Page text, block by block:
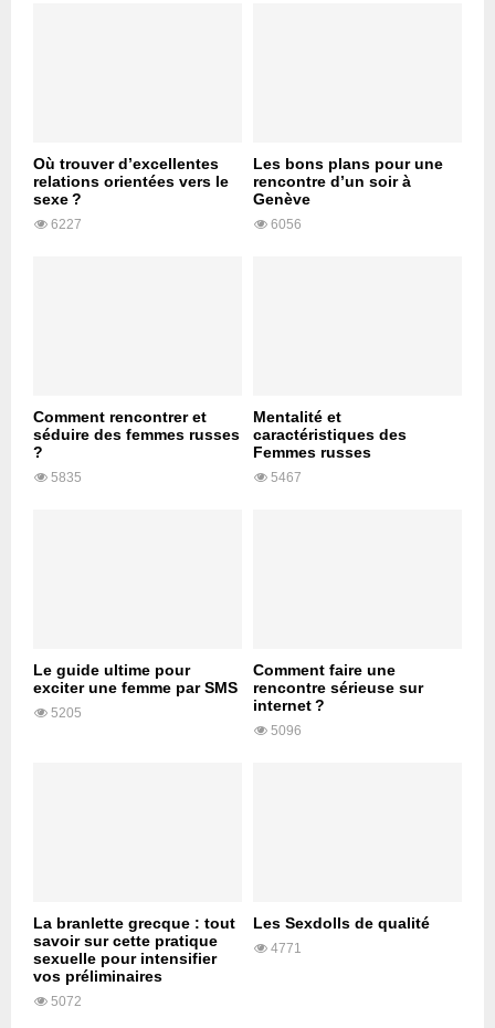
Où trouver d’excellentes
relations orientées vers le
sexe ?
6227
Les bons plans pour une
rencontre d’un soir à
Genève
6056
Comment rencontrer et
séduire des femmes russes
?
5835
Mentalité et
caractéristiques des
Femmes russes
5467
Le guide ultime pour
exciter une femme par SMS
5205
Comment faire une
rencontre sérieuse sur
internet ?
5096
La branlette grecque : tout
savoir sur cette pratique
sexuelle pour intensifier
vos préliminaires
5072
Les Sexdolls de qualité
4771